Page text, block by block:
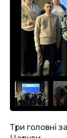
Три головні